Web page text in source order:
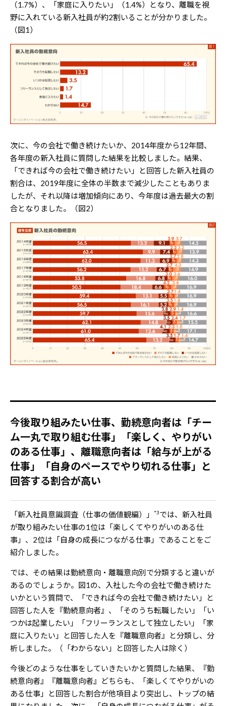
（1.7%）、「家庭に入りたい」（1.4%）となり、離職を視
野に入れている新入社員が約2割いることが分かりました。
（図1）
次に、今の会社で働き続けたいか、2014年度から12年間、
各年度の新入社員に質問した結果を比較しました。結果、
「できれば今の会社で働き続けたい」と回答した新入社員の
割合は、2019年度に全体の半数まで減少したこともありま
したが、それ以降は増加傾向にあり、今年度は過去最大の割
合となりました。（図2）
今後取り組みたい仕事、勤続意向者は「チー
ム一丸で取り組む仕事」「楽しく、やりがい
のある仕事」、離職意向者は「給与が上がる
仕事」「自身のペースでやり切れる仕事」と
回答する割合が高い
「新入社員意識調査（仕事の価値観編）」 *3では、新入社員
が取り組みたい仕事の1位は「楽しくてやりがいのある仕
事」、2位は「自身の成長につながる仕事」であることをご
紹介しました。
では、その結果は勤続意向・離職意向別で分類すると違いが
あるのでしょうか。図1の、入社した今の会社で働き続けた
いかという質問で、「できれば今の会社で働き続けたい」と
回答した人を『勤続意向者』、「そのうち転職したい」「い
つかは起業したい」「フリーランスとして独立したい」「家
庭に入りたい」と回答した人を『離職意向者』と分類し、分
析しました。（「わからない」と回答した人は除く）
今後どのような仕事をしていきたいかと質問した結果、『勤
続意向者』『離職意向者』どちらも、「楽しくてやりがいの
ある仕事」と回答した割合が他項目より突出し、トップの結